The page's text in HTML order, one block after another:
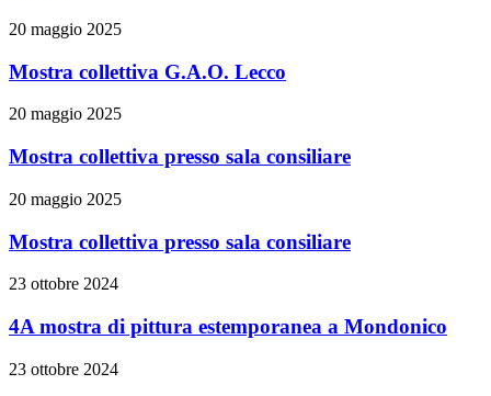
20 maggio 2025
Mostra collettiva G.A.O. Lecco
20 maggio 2025
Mostra collettiva presso sala consiliare
20 maggio 2025
Mostra collettiva presso sala consiliare
23 ottobre 2024
4A mostra di pittura estemporanea a Mondonico
23 ottobre 2024